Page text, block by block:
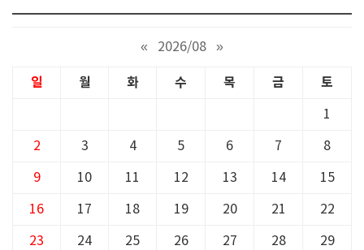
« 2026/08 »
일 월 화 수 목 금 토
1
2 3 4 5 6 7 8
9 10 11 12 13 14 15
16 17 18 19 20 21 22
23 24 25 26 27 28 29